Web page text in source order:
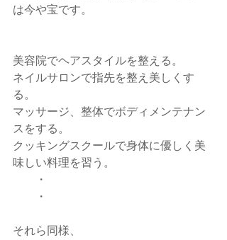
は今や宝です。
美容院でヘアスタイルを整える。
ネイルサロンで指先を整え美しくす
る。
マッサージ、整体でボディメンテナン
スをする。
クッキングスクールで身体に優しく美
味しい料理を習う。
・
・
それら同様、